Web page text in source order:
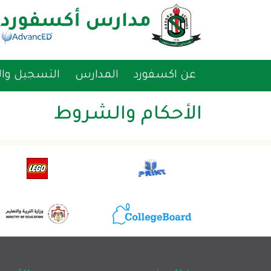
القائمة
عن اكسفورد المدارس التسجيل
الأحكام والشروط